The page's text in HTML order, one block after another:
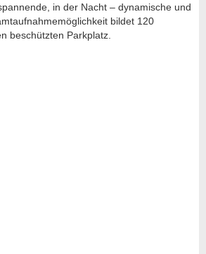
in der Nacht – dynamische und
bildet 120
beschützten Parkplatz.